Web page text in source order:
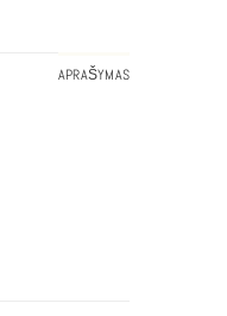
APRAŠYMAS